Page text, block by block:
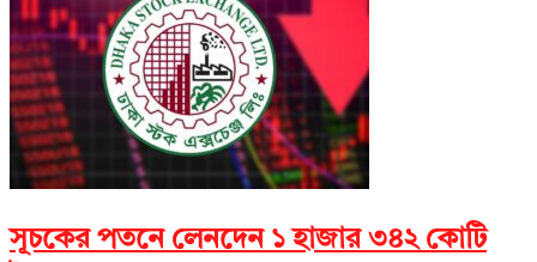
সূচকের পতনে লেনদেন ১ হাজার ৩৪২ কোটি